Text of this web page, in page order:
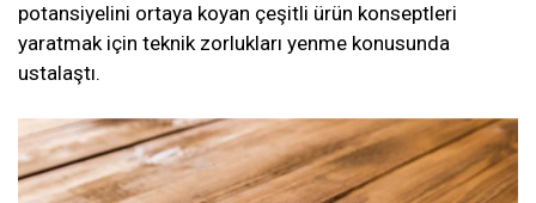
potansiyelini ortaya koyan çeşitli ürün konseptleri
yaratmak için teknik zorlukları yenme konusunda
ustalaştı.